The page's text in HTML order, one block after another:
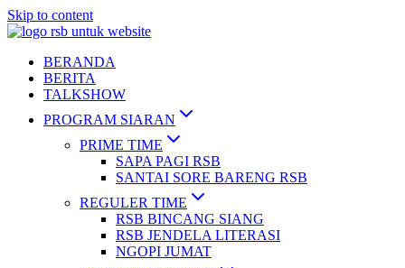
Skip to content
BERANDA
BERITA
TALKSHOW
PROGRAM SIARAN
PRIME TIME
SAPA PAGI RSB
SANTAI SORE BARENG RSB
REGULER TIME
RSB BINCANG SIANG
RSB JENDELA LITERASI
NGOPI JUMAT